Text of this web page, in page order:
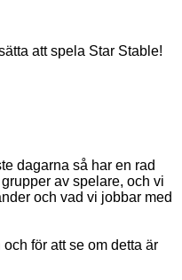
att spela Star Stable!
dagarna så har en rad
av spelare, och vi
och vad vi jobbar med
för att se om detta är